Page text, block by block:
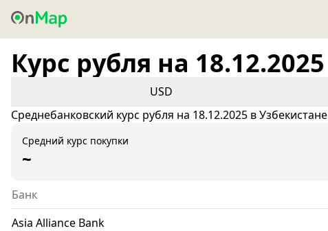
Курс рубля на 18.12.2025
USD
Среднебанковский курс рубля на 18.12.2025 в Узбекистане
Средний курс покупки
~
Банк
Asia Alliance Bank